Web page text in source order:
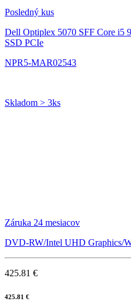
Posledný kus
Dell Optiplex 5070 SFF Core i5
SSD PCIe
NPR5-MAR02543
Skladom > 3ks
Záruka 24 mesiacov
DVD-RW/Intel UHD Graphics/
425.81 €
425.81 €